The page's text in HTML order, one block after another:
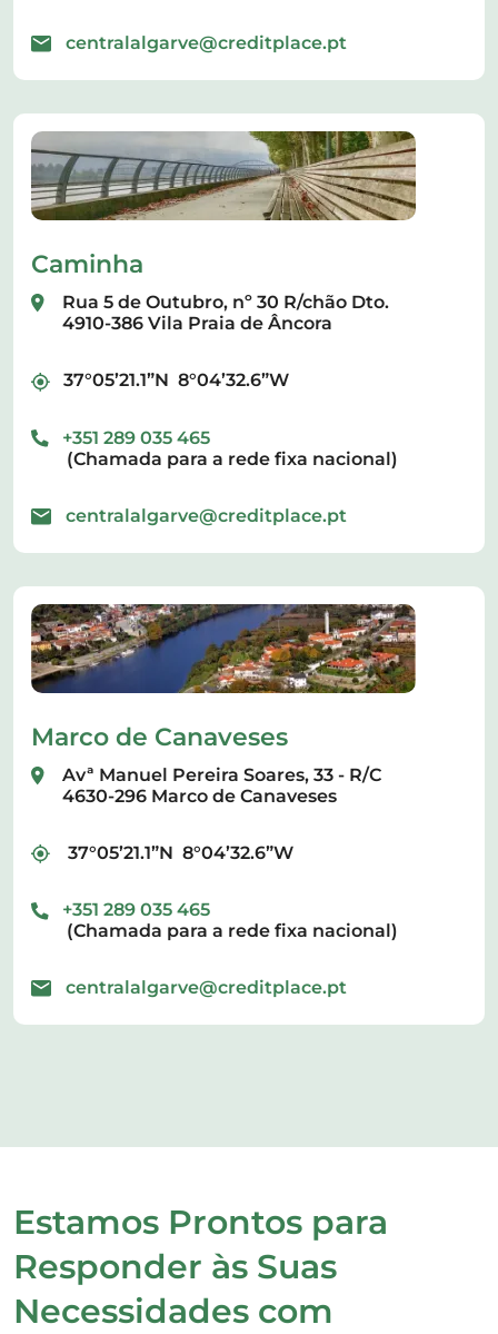
centralalgarve@creditplace.pt
Caminha
Rua 5 de Outubro, nº 30 R/chão Dto.
4910-386 Vila Praia de Âncora
37°05’21.1”N 8°04’32.6”W
+351 289 035 465
(Chamada para a rede fixa nacional)
centralalgarve@creditplace.pt
Marco de Canaveses
Avª Manuel Pereira Soares, 33 - R/C
4630-296 Marco de Canaveses
37°05’21.1”N 8°04’32.6”W
+351 289 035 465
(Chamada para a rede fixa nacional)
centralalgarve@creditplace.pt
Estamos Prontos para
Responder às Suas
Necessidades com